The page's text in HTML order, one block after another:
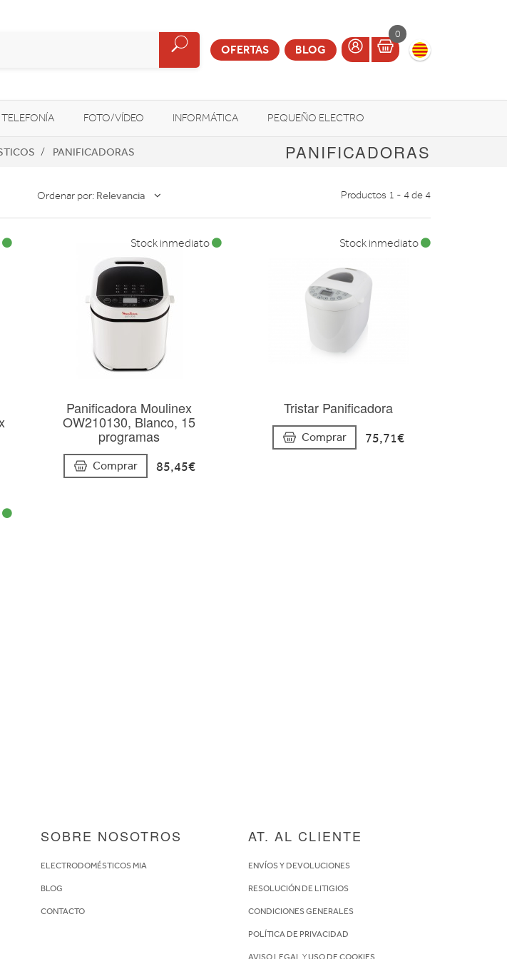
OFERTAS BLOG
0
TELEFONÍA FOTO/VÍDEO INFORMÁTICA PEQUEÑO ELECTRO
NAVEGADORES GPS CONSOLAS
PANIFICADORAS PANIFICADORAS
Ordenar por: Relevancia Productos 1 - 4 de 4
Panificadora Moulinex
OW210130, Blanco, 15
programas
Comprar 85,45€
Stock inmediato
Tristar Panificadora
Comprar 75,71€
Stock inmediato
SOBRE NOSOTROS
ELECTRODOMÉSTICOS MIA
BLOG
CONTACTO
AT. AL CLIENTE
ENVÍOS Y DEVOLUCIONES
RESOLUCIÓN DE LITIGIOS
CONDICIONES GENERALES
POLÍTICA DE PRIVACIDAD
AVISO LEGAL YUSO DE COOKIES